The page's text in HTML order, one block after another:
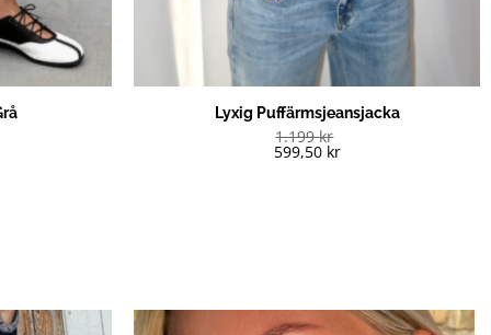
Lyxig Puffärmsjeansjacka
1.199kr
599,50 kr